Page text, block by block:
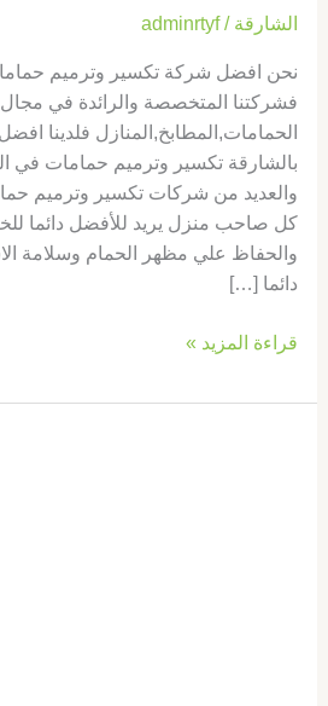
الشارقة /
adminrtyf
نحن افضل شركة تكسير وترميم
فشركتنا المتخصصة والرائدة في مجال
الحمامات,المطابخ,المنازل فلدينا
بالشارقة تكسير وترميم حمامات في
والعديد من شركات تكسير وترميم
كل صاحب منزل يريد للأفضل دائما
والحفاظ علي مظهر الحمام وسلامة
دائما […]
قراءة المزيد »